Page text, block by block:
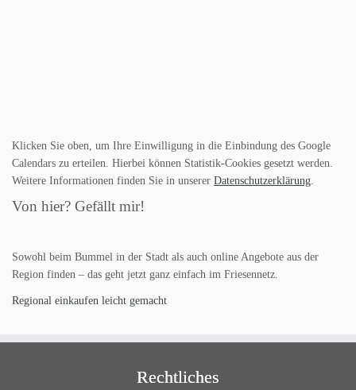
Klicken Sie oben, um Ihre Einwilligung in die Einbindung des Google
Calendars zu erteilen. Hierbei können Statistik-Cookies gesetzt werden.
Weitere Informationen finden Sie in unserer Datenschutzerklärung.
Von hier? Gefällt mir!
Sowohl beim Bummel in der Stadt als auch online Angebote aus der
Region finden – das geht jetzt ganz einfach im Friesennetz.
Regional einkaufen leicht gemacht
Rechtliches